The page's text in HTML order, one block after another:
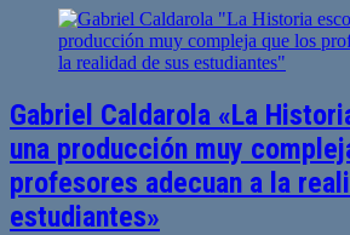
Gabriel Caldarola «La
una producción muy
profesores adecuan a la
estudiantes»